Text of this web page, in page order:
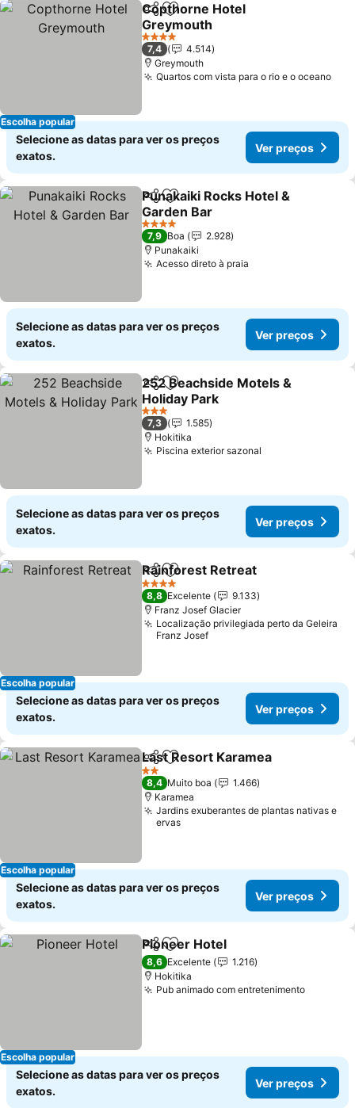
Escolha popular
PartilharAdicionar aos favoritos
Copthorne Hotel
Greymouth
4 Estrelas
7,4
4.514
Greymouth
Quartos com vista para o rio e o oceano
Selecione as datas para ver os preços
exatos.
Ver preços
PartilharAdicionar aos favoritos
Punakaiki Rocks Hotel &
Garden Bar
4 Estrelas
7,9 Boa
2.928
Punakaiki
Acesso direto à praia
Selecione as datas para ver os preços
exatos.
Ver preços
PartilharAdicionar aos favoritos
252 Beachside Motels &
Holiday Park
3 Estrelas
7,3
1.585
Hokitika
Piscina exterior sazonal
Selecione as datas para ver os preços
exatos.
Ver preços
Escolha popular
PartilharAdicionar aos favoritos
Rainforest Retreat
4 Estrelas
8,8 Excelente
9.133
Franz Josef Glacier
Localização privilegiada perto da Geleira
Franz Josef
Selecione as datas para ver os preços
exatos.
Ver preços
Escolha popular
PartilharAdicionar aos favoritos
Last Resort Karamea
2 Estrelas
8,4 Muito boa
1.466
Karamea
Jardins exuberantes de plantas nativas e
ervas
Selecione as datas para ver os preços
exatos.
Ver preços
Escolha popular
PartilharAdicionar aos favoritos
Pioneer Hotel
8,6 Excelente
1.216
Hokitika
Pub animado com entretenimento
Selecione as datas para ver os preços
exatos.
Ver preços